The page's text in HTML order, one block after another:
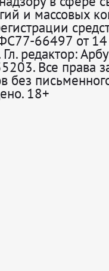
и массовых
66497 от 14
редактор:
Все права
без
18+